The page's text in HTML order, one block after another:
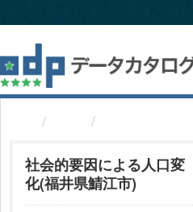
キ
プ
し
て
社会的要因による人口変
化(福井県鯖江市)